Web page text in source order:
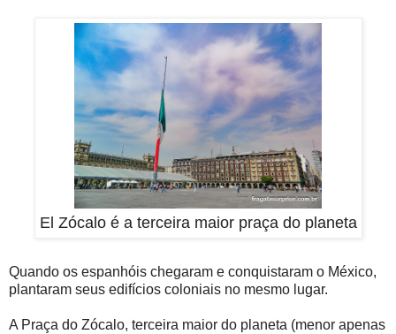
El Zócalo é a terceira maior praça do planeta
Quando os espanhóis chegaram e conquistaram o México,
plantaram seus edifícios coloniais no mesmo lugar.
A Praça do Zócalo, terceira maior do planeta (menor apenas